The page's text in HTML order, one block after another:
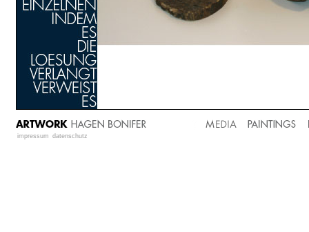
impressum datenschutz